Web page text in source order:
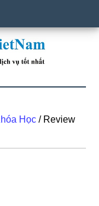
Học /Review